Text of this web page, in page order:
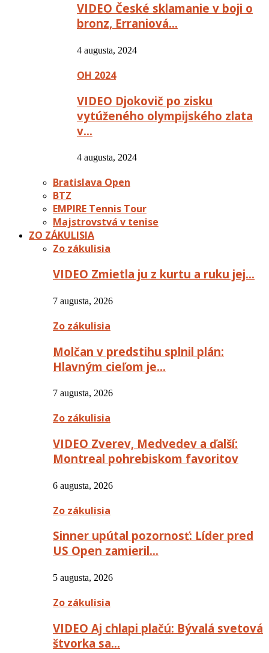
VIDEO České sklamanie v boji o
bronz, Erraniová…
4 augusta, 2024
OH 2024
VIDEO Djokovič po zisku
vytúženého olympijského zlata
v…
4 augusta, 2024
Bratislava Open
BTZ
EMPIRE Tennis Tour
Majstrovstvá v tenise
ZO ZÁKULISIA
Zo zákulisia
VIDEO Zmietla ju z kurtu a ruku jej…
7 augusta, 2026
Zo zákulisia
Molčan v predstihu splnil plán:
Hlavným cieľom je…
7 augusta, 2026
Zo zákulisia
VIDEO Zverev, Medvedev a ďalší:
Montreal pohrebiskom favoritov
6 augusta, 2026
Zo zákulisia
Sinner upútal pozornosť: Líder pred
US Open zamieril…
5 augusta, 2026
Zo zákulisia
VIDEO Aj chlapi plačú: Bývalá svetová
štvorka sa…